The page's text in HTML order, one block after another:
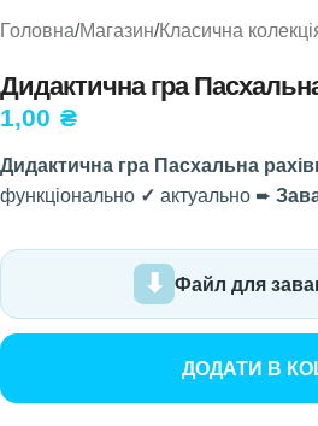
Головна/Магазин/Класична
Дидактична гра
1,00 ₴
Дидактична гра Пасхальна
функціонально ✓ актуально ➨
Файл для
ДОДАТИ В